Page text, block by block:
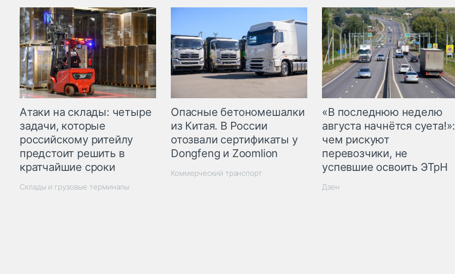
Атаки на склады: четыре
задачи, которые
российскому ритейлу
предстоит решить в
кратчайшие сроки
Склады и грузовые терминалы
Опасные бетономешалки
из Китая. В России
отозвали сертификаты у
Dongfeng и Zoomlion
Коммерческий транспорт
«В последнюю неделю
августа начнётся суета!»:
чем рискуют
перевозчики, не
успевшие освоить ЭТрН
Дзен